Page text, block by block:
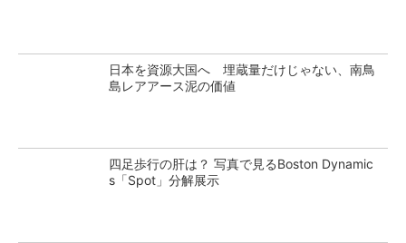
日本を資源大国へ 埋蔵量だけじゃない、南鳥
島レアアース泥の価値
四足歩行の肝は？ 写真で見るBoston Dynamic
s「Spot」分解展示